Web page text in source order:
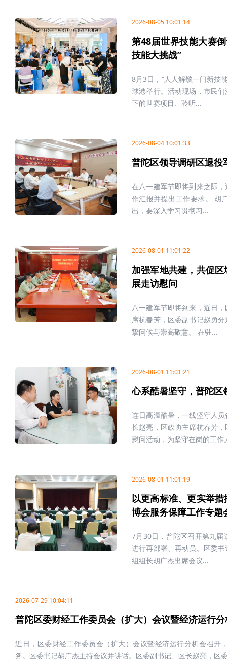
2026-08-05 10:01:14
第48届世界技能大赛
技能大挑战”
8月3日，“人人解锁一门新技
球港举行。活动现场，市民
下的世赛项目、聆听...
2026-08-04 10:01:33
普陀区领导调研区退役
在八一建军节即将到来之际
作汇报并提出工作要求。 胡
出，要深入学习贯彻习...
2026-08-01 11:01:22
加强军地共建，共促
展走访慰问
八一建军节即将到来，近日
席杭春芳，区委副书记赵勇
挚问候与崇高敬意。 在驻...
2026-08-01 11:01:21
心系酷暑坚守，普陀
连日高温酷暑，一线坚守人
长赵亮，区政协主席杭春芳
慰问活动，为坚守在岗的工作
2026-08-01 11:01:19
以更高标准、更实举
博会服务保障工作专题
7月30日，普陀区召开第九
进行再部署、再动员。区委
组组长胡广杰出席会议...
2026-07-29 10:04:11
普陀区委财经工作委员会（扩大）会议暨经济运行
近日，区委财经工作委员会（扩大）会议暨经济运行分析会召开
务。区委书记胡广杰主持会议并讲话。区委副书记、区长赵亮，区